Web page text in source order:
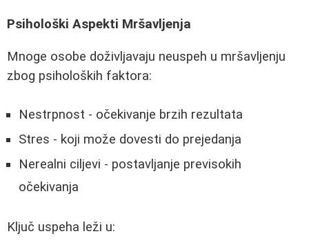
Psihološki Aspekti Mršavljenja
Mnoge osobe doživljavaju neuspeh u mršavljenju
zbog psiholoških faktora:
Nestrpnost - očekivanje brzih rezultata
Stres - koji može dovesti do prejedanja
Nerealni ciljevi - postavljanje previsokih
očekivanja
Ključ uspeha leži u: